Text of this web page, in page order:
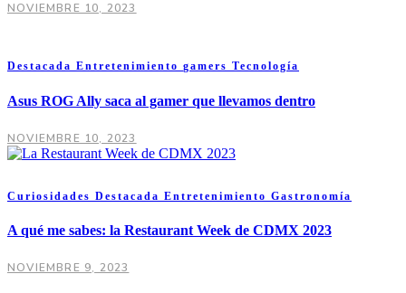
NOVIEMBRE 10, 2023
Destacada Entretenimiento gamers Tecnología
Asus ROG Ally saca al gamer que llevamos dentro
NOVIEMBRE 10, 2023
Curiosidades Destacada Entretenimiento Gastronomía
A qué me sabes: la Restaurant Week de CDMX 2023
NOVIEMBRE 9, 2023